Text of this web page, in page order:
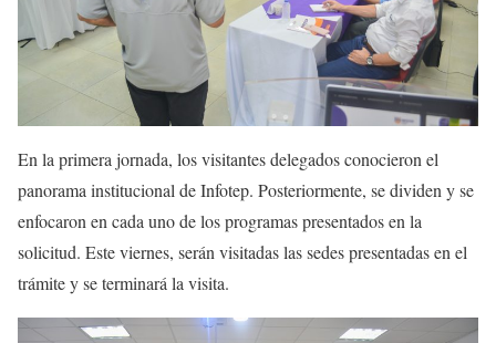
En la primera jornada, los visitantes delegados conocieron el
panorama institucional de Infotep. Posteriormente, se dividen y se
enfocaron en cada uno de los programas presentados en la
solicitud. Este viernes, serán visitadas las sedes presentadas en el
trámite y se terminará la visita.